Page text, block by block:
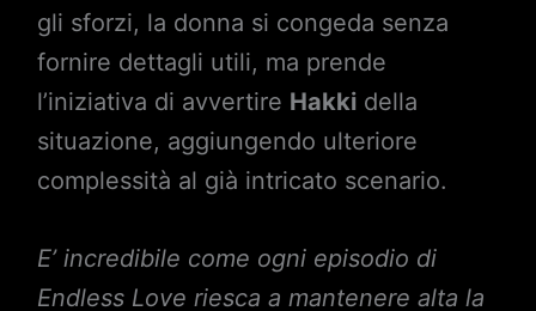
gli sforzi, la donna si congeda senza
fornire dettagli utili, ma prende
l’iniziativa di avvertire Hakkidella
situazione, aggiungendo ulteriore
complessità al già intricato scenario.
E’ incredibile come ogni episodio di
Endless Love riesca a mantenere alta la